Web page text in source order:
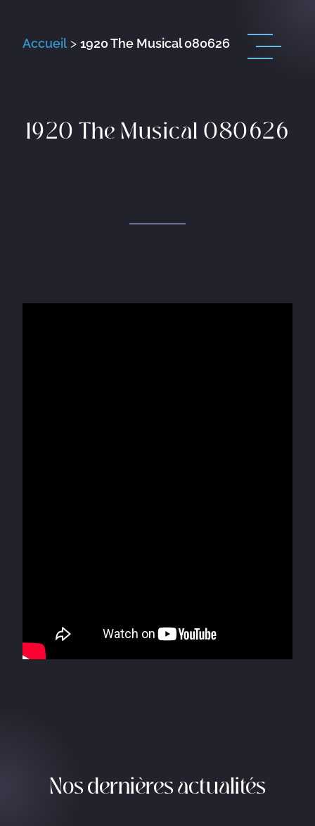
Accueil> 1920 The Musical 080626
1920 The Musical 080626
Nos dernières actualités